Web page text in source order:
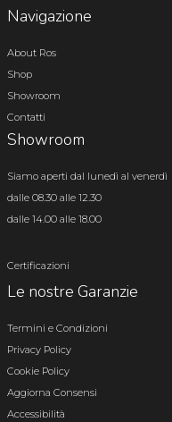
Navigazione
About Ros
Shop
Showroom
Contatti
Showroom
Siamo aperti dal lunedì al venerdì
dalle 08.30 alle 12.30
dalle 14.00 alle 18.00
Certificazioni
Le nostre Garanzie
Termini e Condizioni
Privacy Policy
Cookie Policy
Aggiorna Consensi
Accessibilità